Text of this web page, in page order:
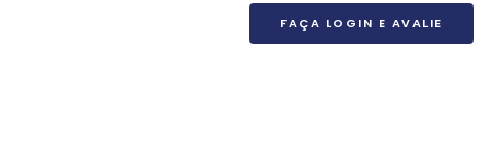
FAÇA LOGIN E AVALIE